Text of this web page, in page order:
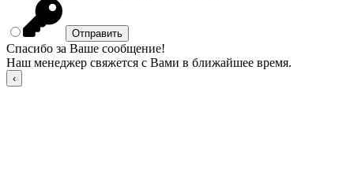
Спасибо за Ваше сообщение!
Наш менеджер свяжется с Вами в ближайшее время.